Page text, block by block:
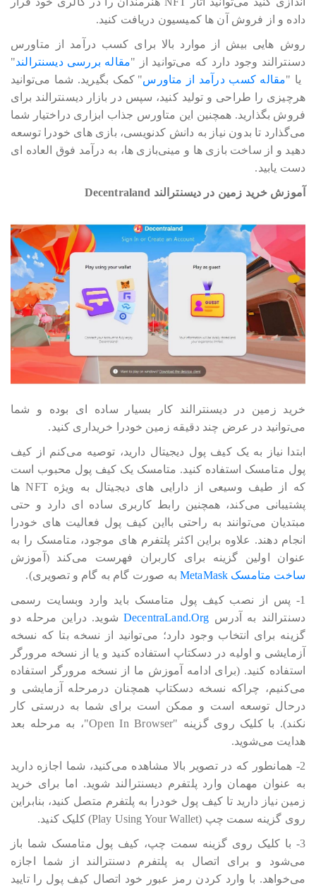
داده و از فروش آن ها کمیسیون دریافت کنید.
روش هایی بیش از موارد بالا برای کسب درآمد از متاورس
دسنترالند وجود دارد که می‎‎‎‎‎‎توانید از "
مقاله بررسی دیسنترالند"
یا "مقاله کسب درآمد از متاورس
" کمک بگیرید. شما می‎‎‎‎‎‎توانید
هرچیزی را طراحی و تولید کنید، سپس در بازار دیسنترالند برای
فروش بگذارید. همچنین این متاورس جذاب ابزاری دراختیار شما
می‎‎‎‎‎‎گذارد تا بدون نیاز به دانش کدنویسی، بازی های خودرا توسعه
دهید و از ساخت بازی ها و مینی‎‎‎‎‎‎‎بازی ها، به درآمد فوق العاده ای
دست یابید.
آموزش خرید زمین در دیسنترالند Decentraland
خرید زمین در دیسنترالند کار بسیار ساده ای بوده و شما
می‎‎‎‎‎‎توانید در عرض چند دقیقه زمین خودرا خریداری کنید.
ابتدا نیاز به یک کیف پول دیجیتال دارید، توصیه می‎‎‎‎‎‎کنم از کیف
پول متامسک استفاده کنید. متامسک یک کیف پول محبوب است
که از طیف وسیعی از دارایی های دیجیتال به ویژه NFT ها
پشتیبانی می‎‎‎‎‎‎کند، همچنین رابط کاربری ساده ای دارد و حتی
مبتدیان می‎‎‎‎‎‎توانند به راحتی بااین کیف پول فعالیت های خودرا
انجام دهند. علاوه براین اکثر پلتفرم های موجود، متامسک را به
عنوان اولین گزینه برای کاربران فهرست می‎‎‎‎‎‎کند (آموزش
ساخت متامسک MetaMask
به صورت گام به گام و تصویری).
1- پس از نصب کیف پول متامسک باید وارد وبسایت رسمی
دسنترالند به آدرس DecentraLand.Org شوید. دراین مرحله دو
گزینه برای انتخاب وجود دارد؛ می‎‎‎‎‎‎توانید از نسخه بتا که نسخه
آزمایشی و اولیه در دسکتاپ استفاده کنید و یا از نسخه مرورگر
استفاده کنید. (برای ادامه آموزش ما از نسخه مرورگر استفاده
می‎‎‎‎‎‎کنیم، چراکه نسخه دسکتاپ همچنان درمرحله آزمایشی و
درحال توسعه است و ممکن است برای شما به درستی کار
نکند). با کلیک روی گزینه "Open In Browser"، به مرحله بعد
هدایت می‎‎‎‎‎‎شوید.
2- همانطور که در تصویر بالا مشاهده می‎‎‎‎‎‎کنید، شما اجازه دارید
به عنوان مهمان وارد پلتفرم دیسنترالند شوید. اما برای خرید
زمین نیاز دارید تا کیف پول خودرا به پلتفرم متصل کنید، بنابراین
روی گزینه سمت چپ (Play Using Your Wallet) کلیک کنید.
3- با کلیک روی گزینه سمت چپ، کیف پول متامسک شما باز
می‎‎‎‎‎‎شود و برای اتصال به پلتفرم دسنترالند از شما اجازه
می‎‎‎‎‎‎خواهد. با وارد کردن رمز عبور خود اتصال کیف پول را تایید